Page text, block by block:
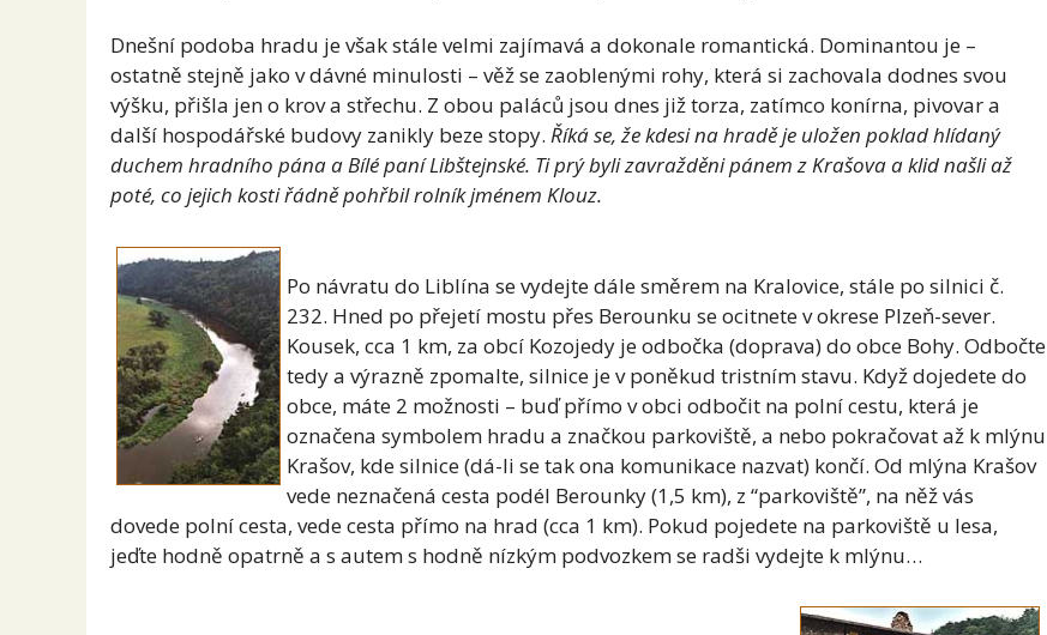
Dnešní podoba hradu je však stále velmi zajímavá a dokonale romantická. Dominantou je –
ostatně stejně jako v dávné minulosti – věž se zaoblenými rohy, která si zachovala dodnes svou
výšku, přišla jen o krov a střechu. Z obou paláců jsou dnes již torza, zatímco konírna, pivovar a
další hospodářské budovy zanikly beze stopy. Říká se, že kdesi na hradě je uložen poklad hlídaný
duchem hradního pána a Bílé paní Libštejnské. Ti prý byli zavražděni pánem z Krašova a klid našli až
poté, co jejich kosti řádně pohřbil rolník jménem Klouz.
Po návratu do Liblína se vydejte dále směrem na Kralovice, stále po silnici č.
232. Hned po přejetí mostu přes Berounku se ocitnete v okrese Plzeň-sever.
Kousek, cca 1 km, za obcí Kozojedy je odbočka (doprava) do obce Bohy. Odbočte
tedy a výrazně zpomalte, silnice je v poněkud tristním stavu. Když dojedete do
obce, máte 2 možnosti – buď přímo v obci odbočit na polní cestu, která je
označena symbolem hradu a značkou parkoviště, a nebo pokračovat až k mlýnu
Krašov, kde silnice (dá-li se tak ona komunikace nazvat) končí. Od mlýna Krašov
vede neznačená cesta podél Berounky (1,5 km), z “parkoviště”, na něž vás
dovede polní cesta, vede cesta přímo na hrad (cca 1 km). Pokud pojedete na parkoviště u lesa,
jeďte hodně opatrně a s autem s hodně nízkým podvozkem se radši vydejte k mlýnu…